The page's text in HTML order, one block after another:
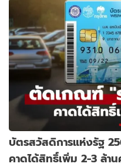
บัตรสวัสดิการแห่งรัฐ
คาดได้สิทธิ์เพิ่ม 2-3 ล้า